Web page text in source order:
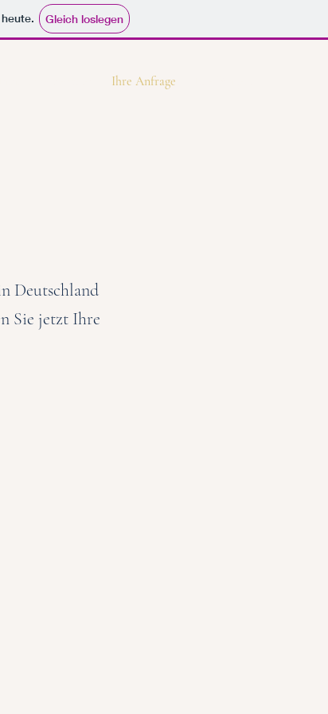
Gleich loslegen
Ihre Anfrage
Deutschland
Sie jetzt Ihre